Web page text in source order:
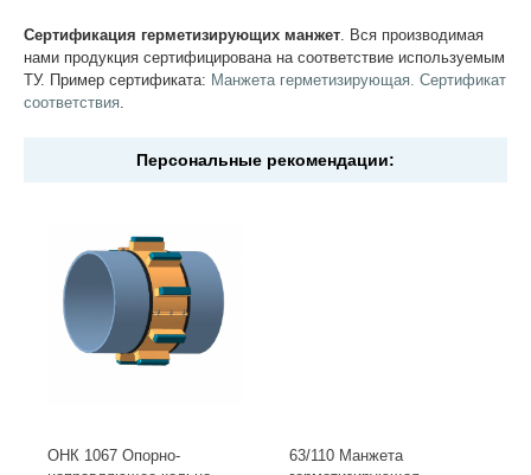
Сертификация герметизирующих манжет . Вся производимая
нами продукция сертифицирована на соответствие используемым
ТУ. Пример сертификата: Манжета герметизирующая. Сертификат
соответствия
Персональные рекомендации:
ОНК 1067 Опорно-
63/110 Манжета